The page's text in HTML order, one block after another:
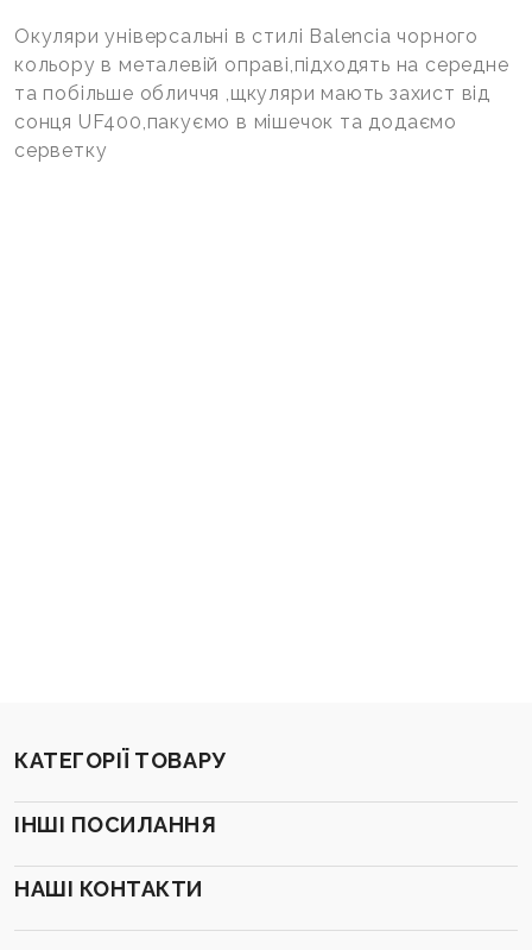
Окуляри універсальні в стилі Balencia чорного
кольору в металевій оправі,підходять на середне
та побільше обличчя ,щкуляри мають захист від
сонця UF400,пакуємо в мішечок та додаємо
серветку
КАТЕГОРІЇ ТОВАРУ
ІНШІ ПОСИЛАННЯ
НАШІ КОНТАКТИ